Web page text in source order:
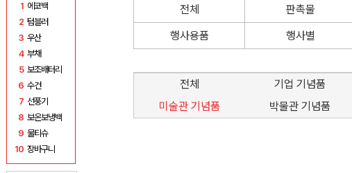
1 에코백
2 텀블러
3 우산
4 부채
5 보조배터리
6 수건
7 선풍기
8 보온보냉백
9 물티슈
10 장바구니
전체 판촉물
행사용품
행사별
전체 기업 기념품
미술관 기념품
박물관 기념품